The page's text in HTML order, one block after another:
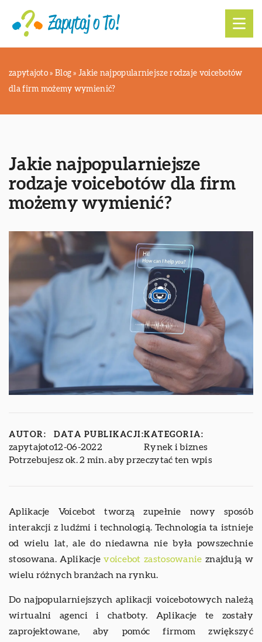
zapytajoto » Blog »Jakie najpopularniejsze rodzaje voicebotów
dla firm możemy wymienić?
Jakie najpopularniejsze
rodzaje voicebotów dla firm
możemy wymienić?
AUTOR:
zapytajoto
DATA PUBLIKACJI:
12-06-2022
KATEGORIA:
Rynek i biznes
Potrzebujesz ok. 2 min. aby przeczytać ten wpis
Aplikacje Voicebot tworzą zupełnie nowy sposób
interakcji z ludźmi i technologią. Technologia ta istnieje
od wielu lat, ale do niedawna nie była powszechnie
stosowana. Aplikacjevoicebot zastosowanie znajdują w
wielu różnych branżach na rynku.
Do najpopularniejszych aplikacji voicebotowych należą
wirtualni agenci i chatboty. Aplikacje te zostały
zaprojektowane, aby pomóc firmom zwiększyć